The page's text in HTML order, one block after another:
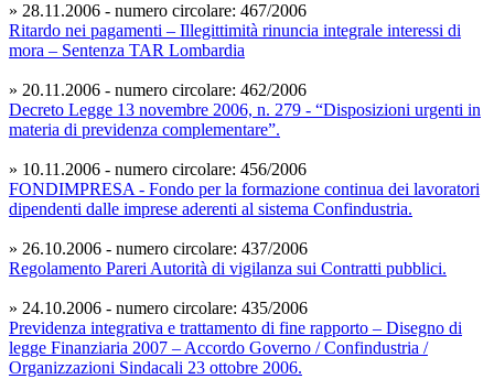
» 28.11.2006 - numero circolare: 467/2006
Ritardo nei pagamenti – Illegittimità rinuncia integrale interessi di
mora – Sentenza TAR Lombardia
» 20.11.2006 - numero circolare: 462/2006
Decreto Legge 13 novembre 2006, n. 279 - “Disposizioni urgenti in
materia di previdenza complementare”.
» 10.11.2006 - numero circolare: 456/2006
FONDIMPRESA - Fondo per la formazione continua dei lavoratori
dipendenti dalle imprese aderenti al sistema Confindustria.
» 26.10.2006 - numero circolare: 437/2006
Regolamento Pareri Autorità di vigilanza sui Contratti pubblici.
» 24.10.2006 - numero circolare: 435/2006
Previdenza integrativa e trattamento di fine rapporto – Disegno di
legge Finanziaria 2007 – Accordo Governo / Confindustria /
Organizzazioni Sindacali 23 ottobre 2006.